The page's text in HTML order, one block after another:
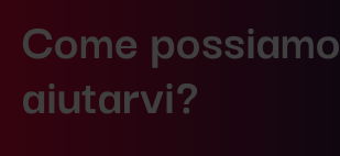
Come possiamo
aiutarvi?